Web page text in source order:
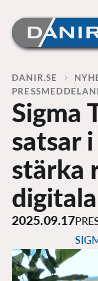
Home
DANIR
Sigma
satsar
stärka
2025.09.17